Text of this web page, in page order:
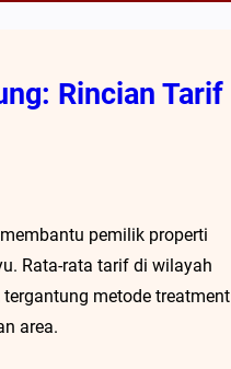
Rincian Tarif
pemilik properti
Rata-rata tarif di wilayah
metode treatment
area.